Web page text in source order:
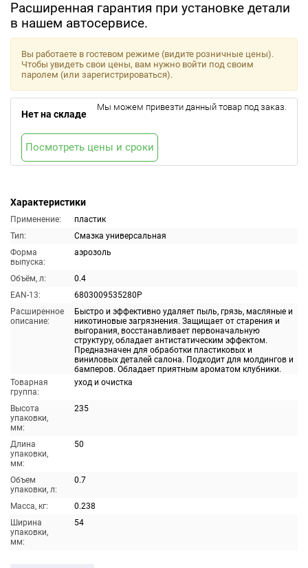
Расширенная гарантия при установке детали
в нашем автосервисе.
Характеристики
Применение:
пластик
Тип:
Смазка универсальная
Форма
выпуска:
аэрозоль
Объём, л:
0.4
EAN-13:
6803009535280P
Расширенное
описание:
Быстро и эффективно удаляет пыль, грязь, масляные и
никотиновые загрязнения. Защищает от старения и
выгорания, восстанавливает первоначальную
структуру, обладает антистатическим эффектом.
Предназначен для обработки пластиковых и
виниловых деталей салона. Подходит для молдингов и
бамперов. Обладает приятным ароматом клубники.
Товарная
группа:
уход и очистка
Высота
упаковки,
мм:
235
Длина
упаковки,
мм:
50
Объем
упаковки, л:
0.7
Масса, кг:
0.238
Ширина
упаковки,
мм:
54
Вы работаете в гостевом режиме (видите розничные цены).
Чтобы увидеть свои цены, вам нужно войти под своим
паролем (или зарегистрироваться).
Нет на складе
Мы можем привезти данный товар под заказ.
Посмотреть цены и сроки